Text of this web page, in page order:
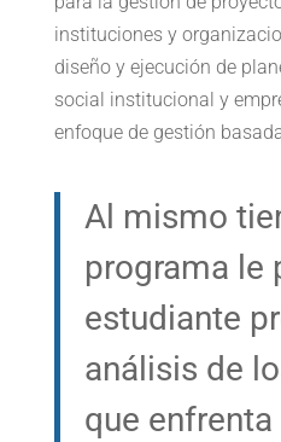
instituciones y
diseño y ejecución de
social institucional y
enfoque de gestión
Al mismo
programa le
estudiante
análisis de
que